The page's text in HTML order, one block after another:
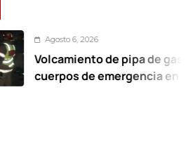
Agosto 6, 2026
Volcamiento de pipa de gas
cuerpos de emergencia en